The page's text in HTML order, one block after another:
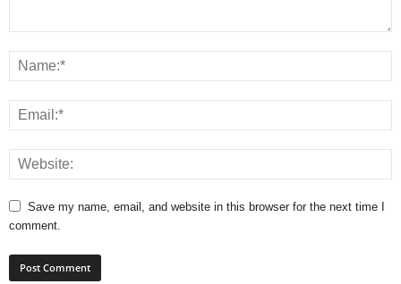
Save my name, email, and website in this browser for the next time I
comment.